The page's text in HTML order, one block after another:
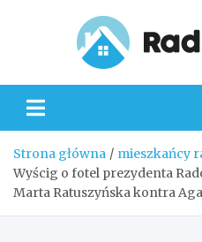
Strona główna
mieszkańcy
Wyścig o fotel prezydenta
Marta Ratuszyńska kontra